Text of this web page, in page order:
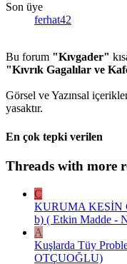
Son üye
ferhat42
Bu forum "Kıvgader"
"Kıvrık Gagalılar ve
Görsel ve Yazınsal
yasaktır.
En çok tepki verilen
Threads with more
C
KURUMA KESİN
b) ( Etkin Madde -
A
Kuşlarda Tüy
OTÇUOĞLU)